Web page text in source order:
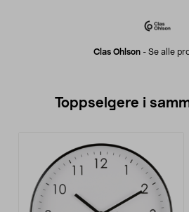
Clas Ohlson- Se alle
Toppselgere i